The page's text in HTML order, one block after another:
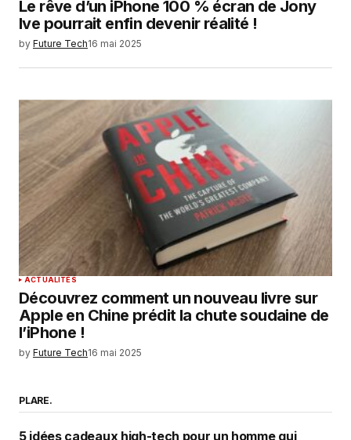
Le rêve d’un iPhone 100 % écran de Jony
Ive pourrait enfin devenir réalité !
by Future Tech16 mai 2025
ACTUALITÉS
Découvrez comment un nouveau livre sur
Apple en Chine prédit la chute soudaine de
l’iPhone !
by Future Tech16 mai 2025
PLARE.
5 idées cadeaux high-tech pour un homme qui